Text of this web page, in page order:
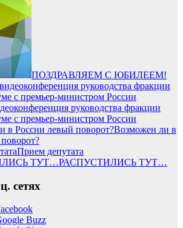
ПОЗДРАВЛЯЕМ С ЮБИЛЕЕМ!
руководства фракции
с премьер-министром России
Возможен ли в
Прием депутата
РАСПУСТИЛИСЬ ТУТ…
сетях